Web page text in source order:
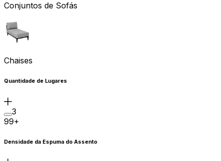
Conjuntos de Sofás
Chaises
Quantidade de Lugares
3
99+
Densidade da Espuma do Assento